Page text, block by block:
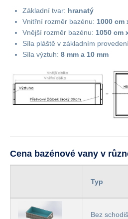
Základní tvar: hranatý
Vnitřní rozměr bazénu: 1000 cm
Vnější rozměr bazénu: 1050 cm
Síla pláště v základním
Síla výztuh: 8 mm a 10 mm
Cena bazénové vany v
Typ
Bez